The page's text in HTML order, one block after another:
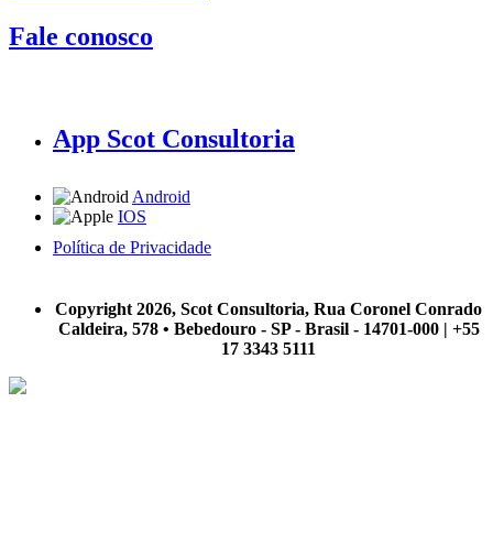
Fale conosco
App Scot Consultoria
Android
IOS
Política de Privacidade
Copyright 2026, Scot Consultoria, Rua Coronel Conrado
Caldeira, 578 • Bebedouro - SP - Brasil - 14701-000 | +55
17 3343 5111